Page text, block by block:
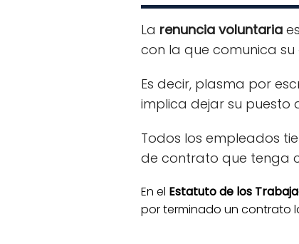
La renuncia voluntaria
con la que comunica
Es decir, plasma por
implica dejar su puesto
Todos los empleados
de contrato que tenga
En el Estatuto de los
por terminado un contrato